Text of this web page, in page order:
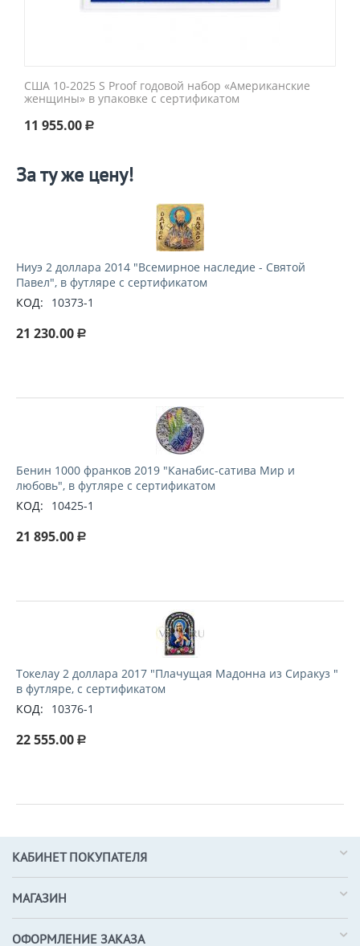
США 10-2025 S Proof годовой набор «Американские
женщины» в упаковке с сертификатом
11 955.00 Р
За ту же цену!
Ниуэ 2 доллара 2014 "Всемирное наследие - Святой
Павел", в футляре с сертификатом
КОД:
10373-1
21 230.00 Р
Бенин 1000 франков 2019 "Канабис-сатива Мир и
любовь", в футляре с сертификатом
КОД:
10425-1
21 895.00 Р
Токелау 2 доллара 2017 "Плачущая Мадонна из Сиракуз "
в футляре, с сертификатом
КОД:
10376-1
22 555.00 Р
КАБИНЕТ ПОКУПАТЕЛЯ
МАГАЗИН
ОФОРМЛЕНИЕ ЗАКАЗА